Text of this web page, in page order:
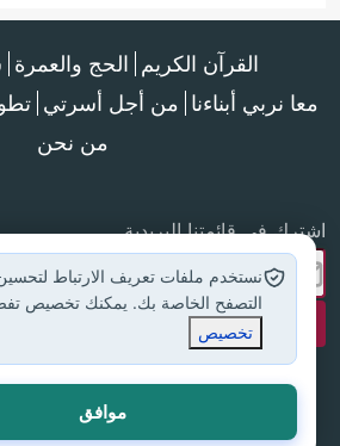
القرآن الكريم الحج والعمرة
معا نربي أبناءنا من أجل أسرتي
من نحن
اشترك في قائمتنا البريدية
جميع الحقوق محفوظة لموقع إسلام أون
نستخدم ملفات تعريف الارتباط
التصفح الخاصة بك. يمكنك تخصيص
تخصيص
موافق